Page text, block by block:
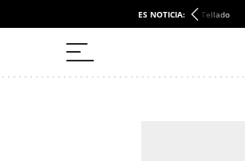
ES NOTICIA: Tellado